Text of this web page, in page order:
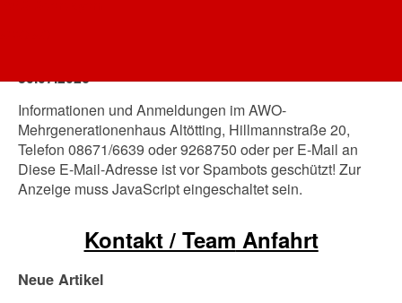
30.07.2026
Informationen und Anmeldungen im AWO-
Mehrgenerationenhaus Altötting, Hillmannstraße 20,
Telefon 08671/6639 oder 9268750 oder per E-Mail an
Diese E-Mail-Adresse ist vor Spambots geschützt! Zur
Anzeige muss JavaScript eingeschaltet sein.
Kontakt / Team Anfahrt
Neue Artikel